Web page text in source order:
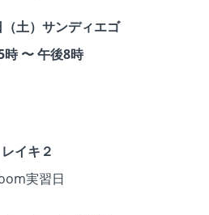
（土）サンディエゴ
時 〜 午後8時
レイキ２
実習日